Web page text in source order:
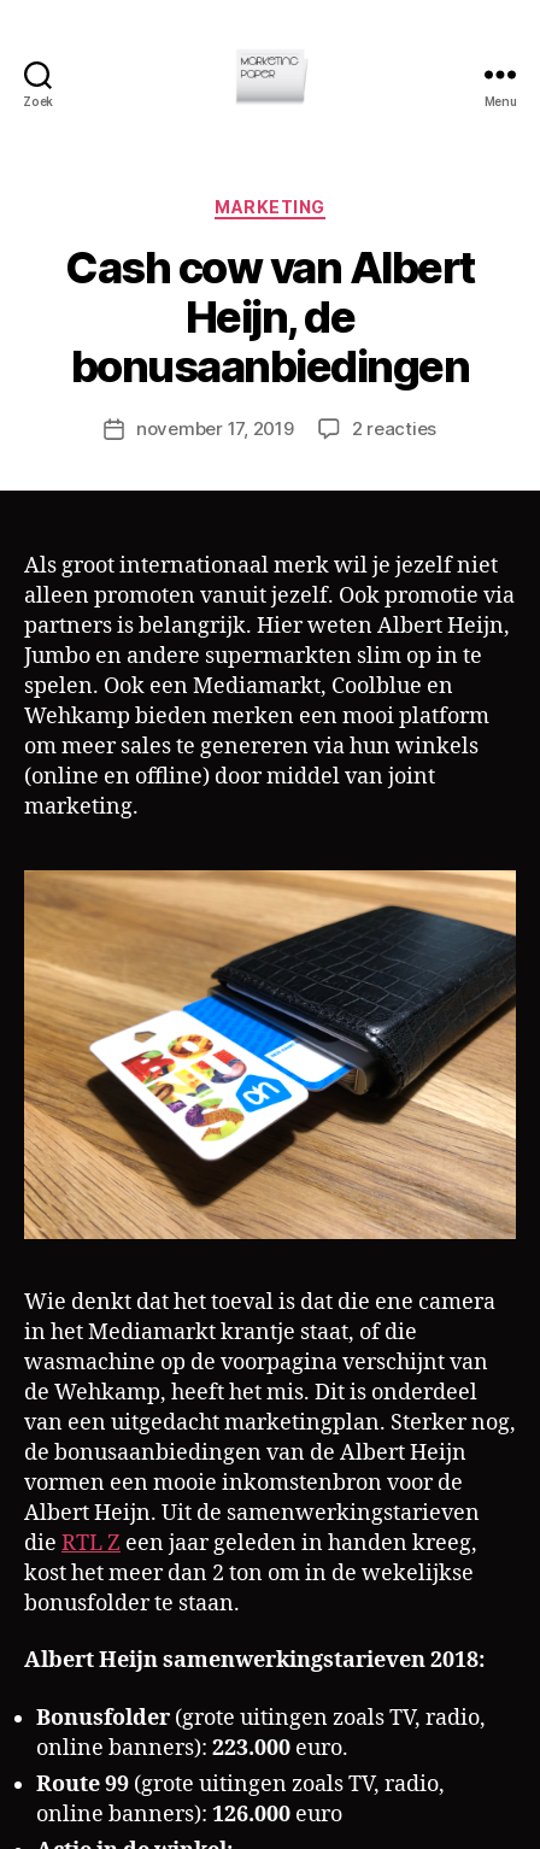
Zoek Menu
Categorieën
MARKETING
Cash cow van Albert
Heijn, de
bonusaanbiedingen
Berichtauteur
D
o
o
r
C
h
ri
L
Berichtdatum
november 17, 2019 2 reactiesop
Heijn,
de
Als groot internationaal merk wil je jezelf niet
alleen promoten vanuit jezelf. Ook promotie via
partners is belangrijk. Hier weten Albert Heijn,
Jumbo en andere supermarkten slim op in te
spelen. Ook een Mediamarkt, Coolblue en
Wehkamp bieden merken een mooi platform
om meer sales te genereren via hun winkels
(online en offline) door middel van joint
marketing.
Wie denkt dat het toeval is dat die ene camera
in het Mediamarkt krantje staat, of die
wasmachine op de voorpagina verschijnt van
de Wehkamp, heeft het mis. Dit is onderdeel
van een uitgedacht marketingplan. Sterker nog,
de bonusaanbiedingen van de Albert Heijn
vormen een mooie inkomstenbron voor de
Albert Heijn. Uit de samenwerkingstarieven
die RTL Z een jaar geleden in handen kreeg,
kost het meer dan 2 ton om in de wekelijkse
bonusfolder te staan.
Albert Heijn samenwerkingstarieven 2018:
Bonusfolder (grote uitingen zoals TV, radio,
online banners): 223.000 euro.
Route 99 (grote uitingen zoals TV, radio,
online banners): 126.000 euro